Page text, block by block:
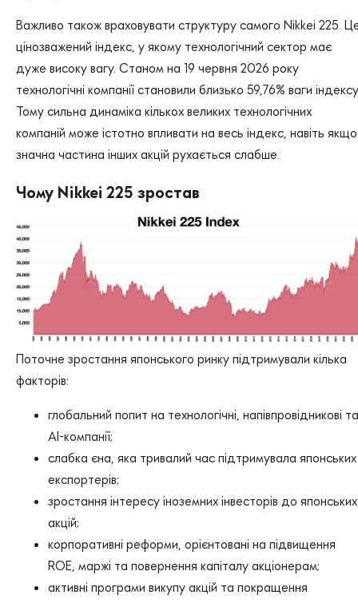
Важливо також враховувати структуру самого Nikkei 225.
цінозважений індекс, у якому технологічний сектор має
дуже високу вагу. Станом на 19 червня 2026 року
технологічні компанії становили близько 59,76% ваги
Тому сильна динаміка кількох великих технологічних
компаній може істотно впливати на весь індекс, навіть якщо
значна частина інших акцій рухається слабше.
Чому Nikkei 225 зростав
Поточне зростання японського ринку підтримували кілька
факторів:
глобальний попит на технологічні, напівпровідникові та
AI-компанії;
слабка єна, яка тривалий час підтримувала японських
експортерів;
зростання інтересу іноземних інвесторів до японських
акцій;
корпоративні реформи, орієнтовані на підвищення
ROE, маржі та повернення капіталу акціонерам;
активні програми викупу акцій та покращення